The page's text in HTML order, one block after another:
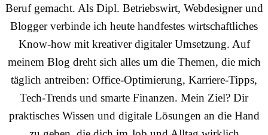
Beruf gemacht. Als Dipl. Betriebswirt, Webdesigner und
Blogger verbinde ich heute handfestes wirtschaftliches
Know-how mit kreativer digitaler Umsetzung. Auf
meinem Blog dreht sich alles um die Themen, die mich
täglich antreiben: Office-Optimierung, Karriere-Tipps,
Tech-Trends und smarte Finanzen. Mein Ziel? Dir
praktisches Wissen und digitale Lösungen an die Hand